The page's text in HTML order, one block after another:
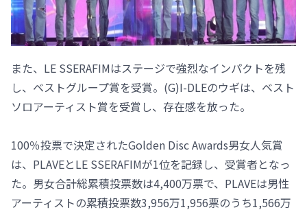
また、LE SSERAFIMはステージで強烈なインパクトを残
し、ベストグループ賞を受賞。(G)I-DLEのウギは、ベスト
ソロアーティスト賞を受賞し、存在感を放った。
100％投票で決定されたGolden Disc Awards男女人気賞
は、PLAVEとLE SSERAFIMが1位を記録し、受賞者となっ
た。男女合計総累積投票数は4,400万票で、PLAVEは男性
アーティストの累積投票数3,956万1,956票のうち1,566万